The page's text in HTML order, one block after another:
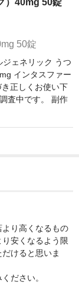
）40mg 50錠
50錠
ェネリック うつ
インタスファー
正しくお使い下
査中です。 副作
り高くなるもの
安くなるよう限
けると思いま
ださい。